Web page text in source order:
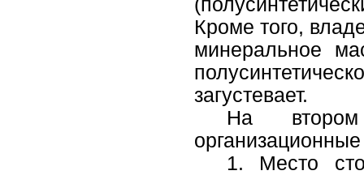
Кроме того,
минеральное
загустевает.
На
1. Место